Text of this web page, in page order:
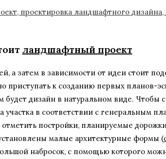
ландшафтный проект
а затем в зависимости от идеи стоит
приступать к созданию первых планов-
дизайн в натуральном виде. Чтобы
в соответствии с генеральным
постройки, планируемые
малые архитектурные формы (
набросок, с помощью которого